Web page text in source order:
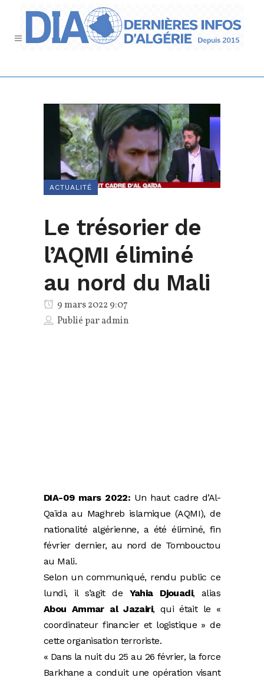
ACTUALITÉ
Le trésorier de
l’AQMI éliminé
au nord du Mali
9 mars 2022 9:07
Publié paradmin
DIA-09 mars 2022: Un haut cadre d’Al-
Qaïda au Maghreb islamique (AQMI), de
nationalité algérienne, a été éliminé, fin
février dernier, au nord de Tombouctou
au Mali.
Selon un communiqué, rendu public ce
lundi, il s’agit de Yahia Djouadi, alias
Abou Ammar al Jazairi, qui était le «
coordinateur financier et logistique » de
cette organisation terroriste.
« Dans la nuit du 25 au 26 février, la force
Barkhane a conduit une opération visant